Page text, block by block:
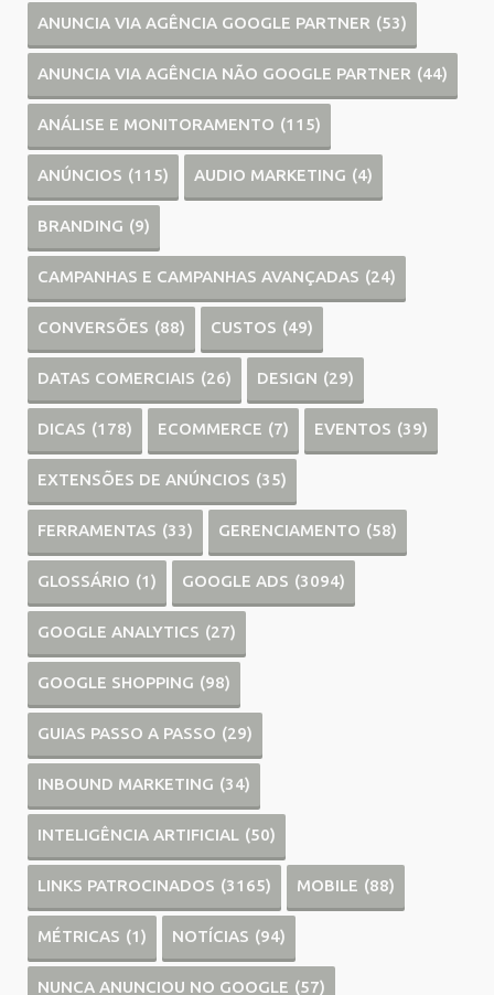
ANUNCIA VIA AGÊNCIA GOOGLE PARTNER (53)
ANUNCIA VIA AGÊNCIA NÃO GOOGLE PARTNER (44)
ANÁLISE E MONITORAMENTO (115)
ANÚNCIOS (115) AUDIO MARKETING (4)
BRANDING (9)
CAMPANHAS E CAMPANHAS AVANÇADAS (24)
CONVERSÕES (88) CUSTOS (49)
DATAS COMERCIAIS (26) DESIGN (29)
DICAS (178) ECOMMERCE (7) EVENTOS (39)
EXTENSÕES DE ANÚNCIOS (35)
FERRAMENTAS (33) GERENCIAMENTO (58)
GLOSSÁRIO (1) GOOGLE ADS (3094)
GOOGLE ANALYTICS (27)
GOOGLE SHOPPING (98)
GUIAS PASSO A PASSO (29)
INBOUND MARKETING (34)
INTELIGÊNCIA ARTIFICIAL (50)
LINKS PATROCINADOS (3165) MOBILE (88)
MÉTRICAS (1) NOTÍCIAS (94)
NUNCA ANUNCIOU NO GOOGLE (57)